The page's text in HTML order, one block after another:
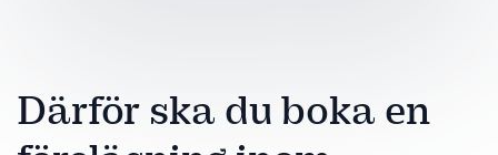
Därför ska du boka en